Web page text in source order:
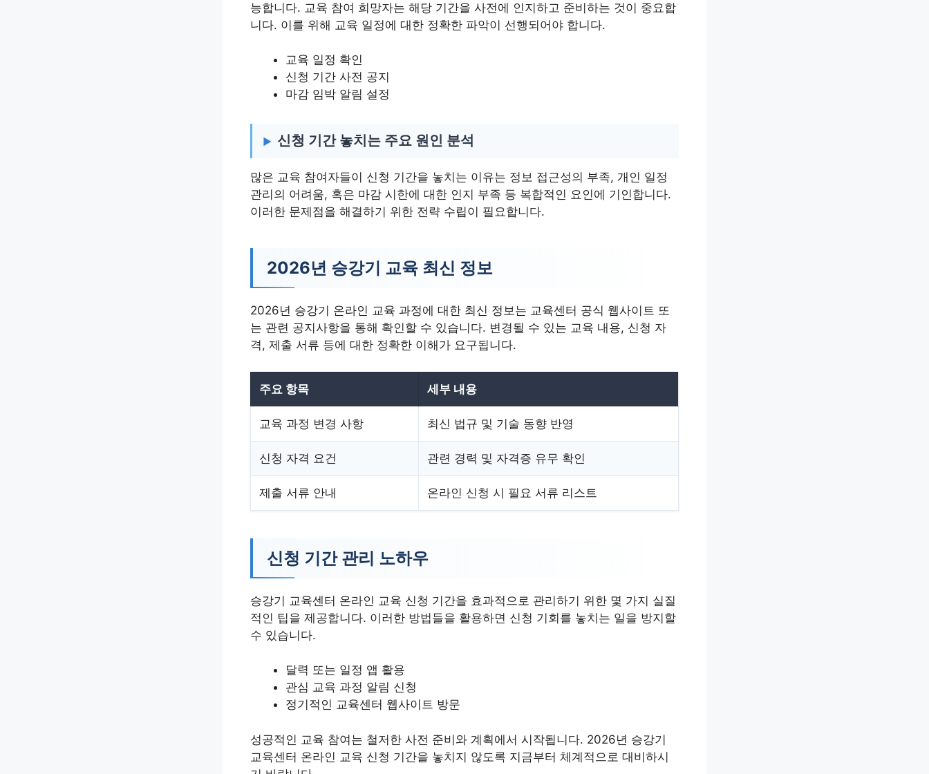
능합니다. 교육 참여 희망자는 해당 기간을 사전에 인지하고 준비하는 것이 중요합
니다. 이를 위해 교육 일정에 대한 정확한 파악이 선행되어야 합니다.
교육 일정 확인
신청 기간 사전 공지
마감 임박 알림 설정
신청 기간 놓치는 주요 원인 분석
많은 교육 참여자들이 신청 기간을 놓치는 이유는 정보 접근성의 부족, 개인 일정
관리의 어려움, 혹은 마감 시한에 대한 인지 부족 등 복합적인 요인에 기인합니다.
이러한 문제점을 해결하기 위한 전략 수립이 필요합니다.
2026년 승강기 교육 최신 정보
2026년 승강기 온라인 교육 과정에 대한 최신 정보는 교육센터 공식 웹사이트 또
는 관련 공지사항을 통해 확인할 수 있습니다. 변경될 수 있는 교육 내용, 신청 자
격, 제출 서류 등에 대한 정확한 이해가 요구됩니다.
주요 항목 세부 내용
교육 과정 변경 사항 최신 법규 및 기술 동향 반영
신청 자격 요건 관련 경력 및 자격증 유무 확인
제출 서류 안내 온라인 신청 시 필요 서류 리스트
신청 기간 관리 노하우
승강기 교육센터 온라인 교육 신청 기간을 효과적으로 관리하기 위한 몇 가지 실질
적인 팁을 제공합니다. 이러한 방법들을 활용하면 신청 기회를 놓치는 일을 방지할
수 있습니다.
달력 또는 일정 앱 활용
관심 교육 과정 알림 신청
정기적인 교육센터 웹사이트 방문
성공적인 교육 참여는 철저한 사전 준비와 계획에서 시작됩니다. 2026년 승강기
교육센터 온라인 교육 신청 기간을 놓치지 않도록 지금부터 체계적으로 대비하시